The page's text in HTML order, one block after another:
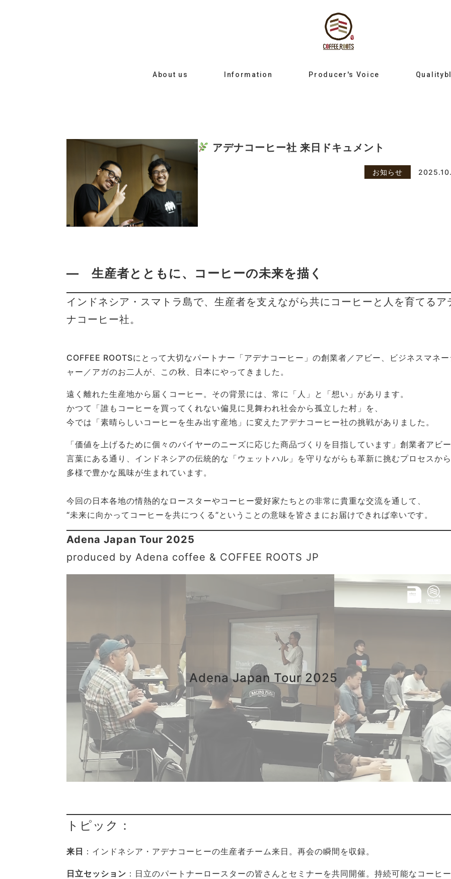
About us Information Producer's Voice
アデナコーヒー社 来日ドキュメント
お知らせ
― 生産者とともに、コーヒーの未来を描く
インドネシア・スマトラ島で、生産者を支えながら共にコーヒーと人を育てるア
ナコーヒー社。
COFFEE ROOTSにとって大切なパートナー「アデナコーヒー」の創業者／アビー、ビジネスマネ
ャー／アガのお二人が、この秋、日本にやってきました。
遠く離れた生産地から届くコーヒー。その背景には、常に「人」と「想い」があります。
かつて「誰もコーヒーを買ってくれない偏見に見舞われ社会から孤立した村」を、
今では「素晴らしいコーヒーを生み出す産地」に変えたアデナコーヒー社の挑戦がありました。
「価値を上げるために個々のバイヤーのニーズに応じた商品づくりを目指しています」創業者アビ
言葉にある通り、インドネシアの伝統的な「ウェットハル」を守りながらも革新に挑むプロセスか
多様で豊かな風味が生まれています。
今回の日本各地の情熱的なロースターやコーヒー愛好家たちとの非常に貴重な交流を通して、
“未来に向かってコーヒーを共につくる”ということの意味を皆さまにお届けできれば幸いです。
Adena Japan Tour 2025
produced by Adena coffee & COFFEE ROOTS JP
Adena Japan Tour 2025
トピック：
来日 ：インドネシア・アデナコーヒーの生産者チーム来日。再会の瞬間を収録。
日立セッション ：日立のパートナーロースターの皆さんとセミナーを共同開催。持続可能なコーヒ